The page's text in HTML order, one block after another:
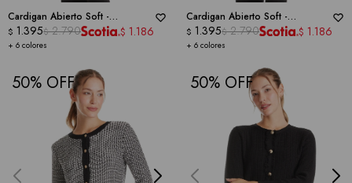
Cardigan Abierto Soft -
DICTIONARY
+ 6 colores
$ 1.395$ 2.790 $ 1.186
Cardigan Abierto Soft -
DICTIONARY
+ 6 colores
$ 1.395$ 2.790 $ 1.186
50 50